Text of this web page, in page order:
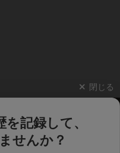
閉じる
記録して、
せんか？